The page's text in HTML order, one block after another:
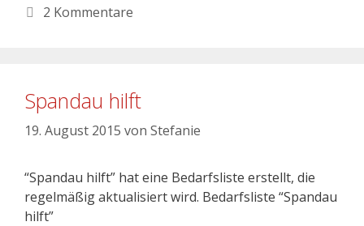
2 Kommentare
Spandau hilft
19. August 2015 von Stefanie
“Spandau hilft” hat eine Bedarfsliste erstellt, die
regelmäßig aktualisiert wird. Bedarfsliste “Spandau
hilft”